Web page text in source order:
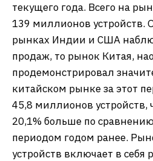
текущего года. Всего на
139 миллионов устройств.
рынках Индии и США
продаж, то рынок Китая,
продемонстрировал
китайском рынке за этот
45,8 миллионов устройств,
20,1% больше по
периодом годом ранее.
устройств включает в